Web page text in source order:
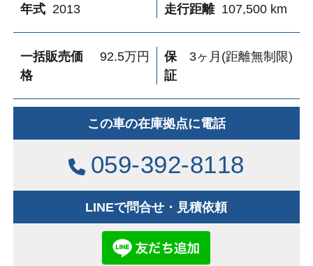
年式 2013 走行距離 107,500 km
一括販売価
格
92.5万円
保
証
3ヶ月(距離無制限)
この車の在庫拠点に電話
059-392-8118
LINEで問合せ・見積依頼